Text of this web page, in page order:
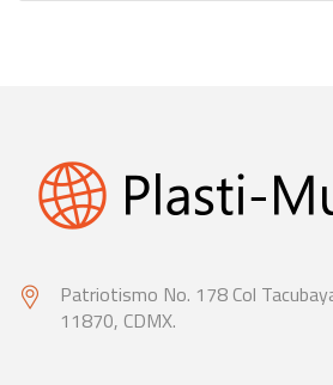
Patriotismo No. 178 Col
11870, CDMX.